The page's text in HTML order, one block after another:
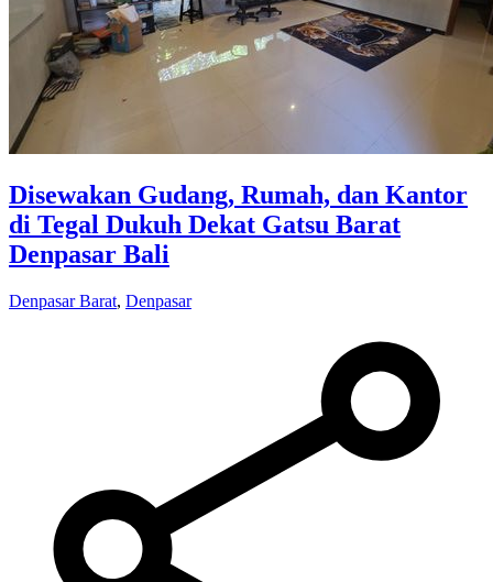
Disewakan Gudang, Rumah, dan Kantor
di Tegal Dukuh Dekat Gatsu Barat
Denpasar Bali
Denpasar Barat, Denpasar